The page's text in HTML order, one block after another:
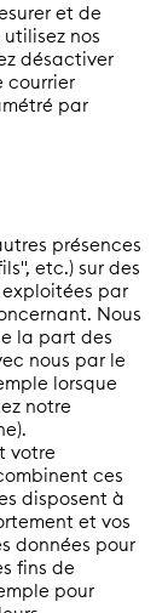
et de
nos
désactiver
courrier
par
présences
etc.) sur des
par
Nous
la part des
nous par le
lorsque
notre
votre
ces
disposent à
et vos
données pour
fins de
pour